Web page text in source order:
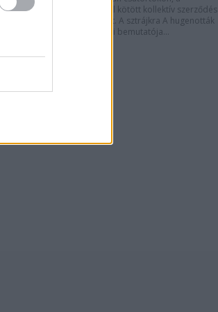
dolgozókkal kötött kollektív szerződés
hiánya miatt. A sztrájkra A hugenották
október 28-i bemutatója...